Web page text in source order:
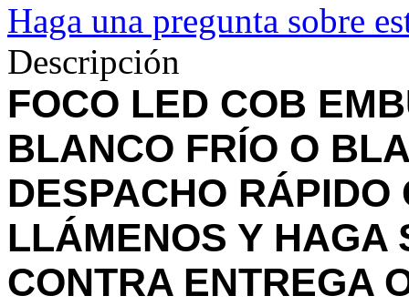
Haga una pregunta sobre
Descripción
FOCO LED COB
BLANCO FRÍO O
DESPACHO
LLÁMENOS Y HAGA
CONTRA ENTREGA